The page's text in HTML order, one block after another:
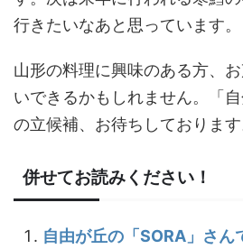
行きたいなあと思っています。
山形の料理に興味のある方、
いできるかもしれません。「
の立候補、お待ちしております
併せてお読みください！
自由が丘の「SORA」さん